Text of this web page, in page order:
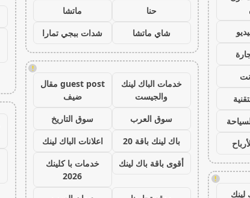
!
لينك
حنا
ماتشا
شاي ماتشا
شدات ببجي تمارا
!
خدمات الباك لينك
والجيست
guest post مقال
ضيف
سوق العرب
سوق التاريخ
باك لينك باقة 20
اعلانات الباك لينك
أقوى باقة باك لينك
خدمات با كلينك
2026